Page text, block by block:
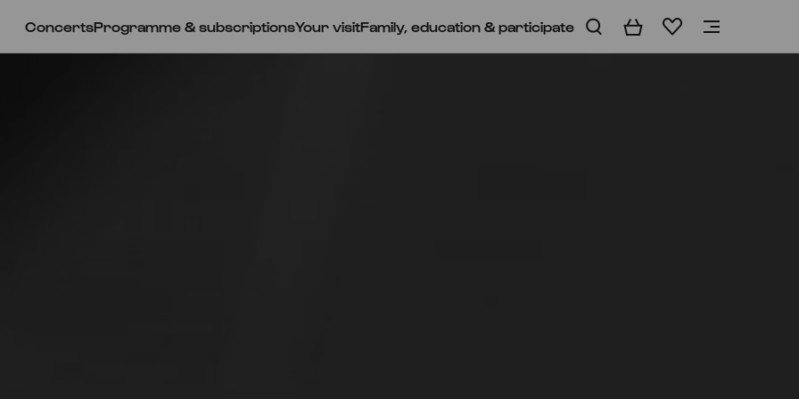
ConcertsProgramme & subscriptionsYour visitFamily, education & participate BasketWishlist